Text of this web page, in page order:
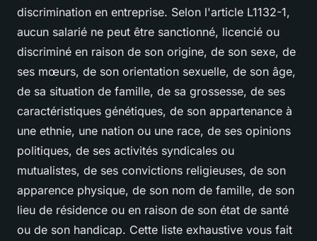
discrimination en entreprise. Selon l'article L1132-1,
aucun salarié ne peut être sanctionné, licencié ou
discriminé en raison de son origine, de son sexe, de
ses mœurs, de son orientation sexuelle, de son âge,
de sa situation de famille, de sa grossesse, de ses
caractéristiques génétiques, de son appartenance à
une ethnie, une nation ou une race, de ses opinions
politiques, de ses activités syndicales ou
mutualistes, de ses convictions religieuses, de son
apparence physique, de son nom de famille, de son
lieu de résidence ou en raison de son état de santé
ou de son handicap. Cette liste exhaustive vous fait